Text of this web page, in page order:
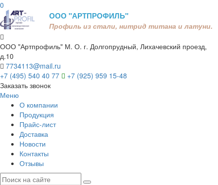
0
ООО "АРТПРОФИЛЬ"
Профиль из стали, нитрид титана и латуни.
ООО "Артпрофиль" М. О. г. Долгопрудный, Лихачевский проезд,
д.10
7734113@mail.ru
+7 (495) 540 40 77
+7 (925) 959 15-48
Заказать звонок
Меню
О компании
Продукция
Прайс-лист
Доставка
Новости
Контакты
Отзывы